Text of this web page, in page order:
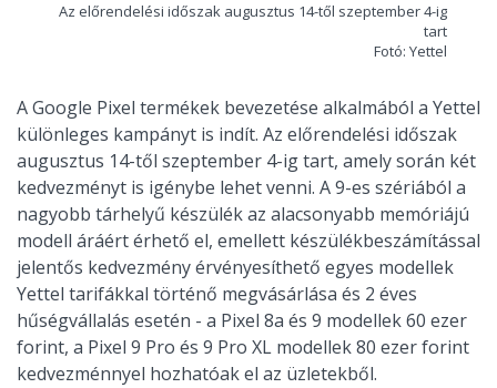
Az előrendelési időszak augusztus 14-től szeptember 4-ig
tart
Fotó: Yettel
A Google Pixel termékek bevezetése alkalmából a Yettel
különleges kampányt is indít. Az előrendelési időszak
augusztus 14-től szeptember 4-ig tart, amely során két
kedvezményt is igénybe lehet venni. A 9-es szériából a
nagyobb tárhelyű készülék az alacsonyabb memóriájú
modell áráért érhető el, emellett készülékbeszámítással
jelentős kedvezmény érvényesíthető egyes modellek
Yettel tarifákkal történő megvásárlása és 2 éves
hűségvállalás esetén - a Pixel 8a és 9 modellek 60 ezer
forint, a Pixel 9 Pro és 9 Pro XL modellek 80 ezer forint
kedvezménnyel hozhatóak el az üzletekből.